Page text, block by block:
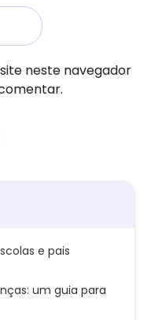
neste navegador
e pais
um guia para